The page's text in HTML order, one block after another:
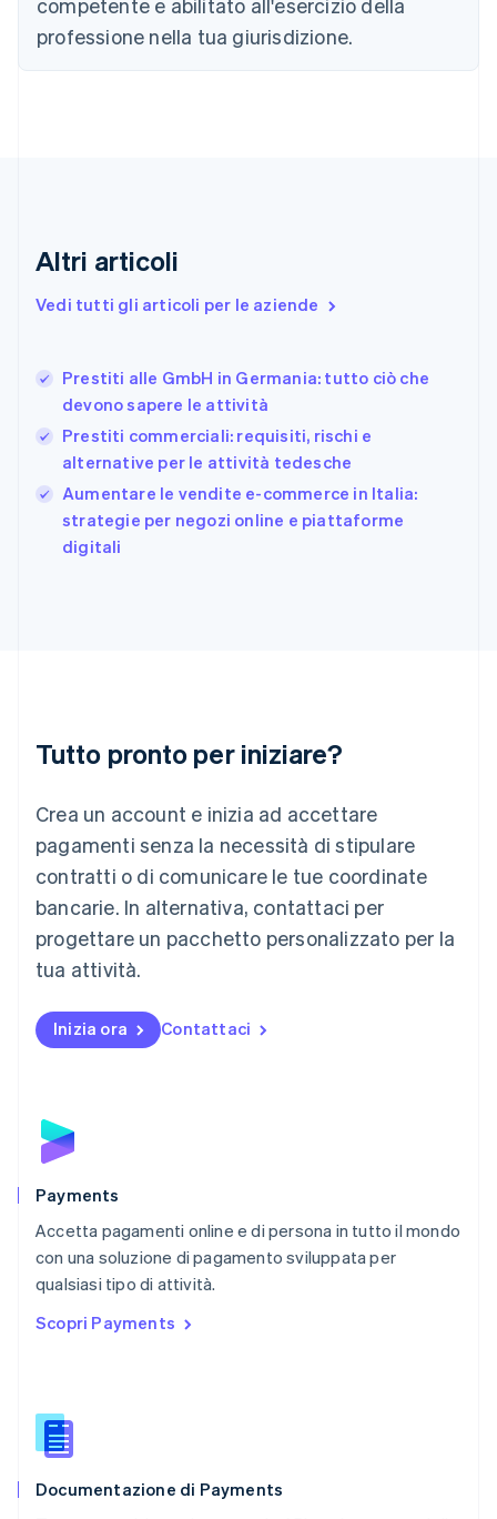
competente e abilitato all'esercizio della
professione nella tua giurisdizione.
Altri articoli
Vedi tutti gli articoli per le aziende
Prestiti alle GmbH in Germania: tutto ciò che
devono sapere le attività
Prestiti commerciali: requisiti, rischi e
alternative per le attività tedesche
Aumentare le vendite e-commerce in Italia:
strategie per negozi online e piattaforme
digitali
Tutto pronto per iniziare?
Crea un account e inizia ad accettare
pagamenti senza la necessità di stipulare
contratti o di comunicare le tue coordinate
bancarie. In alternativa, contattaci per
progettare un pacchetto personalizzato per la
tua attività.
Inizia ora Contattaci
Payments
Accetta pagamenti online e di persona in tutto il mondo
con una soluzione di pagamento sviluppata per
qualsiasi tipo di attività.
Scopri Payments
Documentazione di Payments
简体中文English
Cipro
Finlandia
Francia
DeutschEnglish
Giappone
日本語 English
English
Grecia
English
India
English
Lituania
Lussemburgo
Deutsch English
Malaysia
English 简体中文
Malta
Messico
EspañolEnglish
English
Nuova Zelanda
Polonia
English
Português
English简体中文
Regno Unito
English
English
English
Slovacchia
Slovenia